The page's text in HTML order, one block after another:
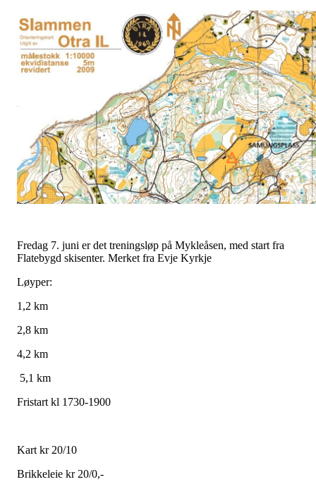
Fredag 7. juni er det treningsløp på Mykleåsen, med start fra
Flatebygd skisenter. Merket fra Evje Kyrkje
Løyper:
1,2 km
2,8 km
4,2 km
5,1 km
Fristart kl 1730-1900
Kart kr 20/10
Brikkeleie kr 20/0,-